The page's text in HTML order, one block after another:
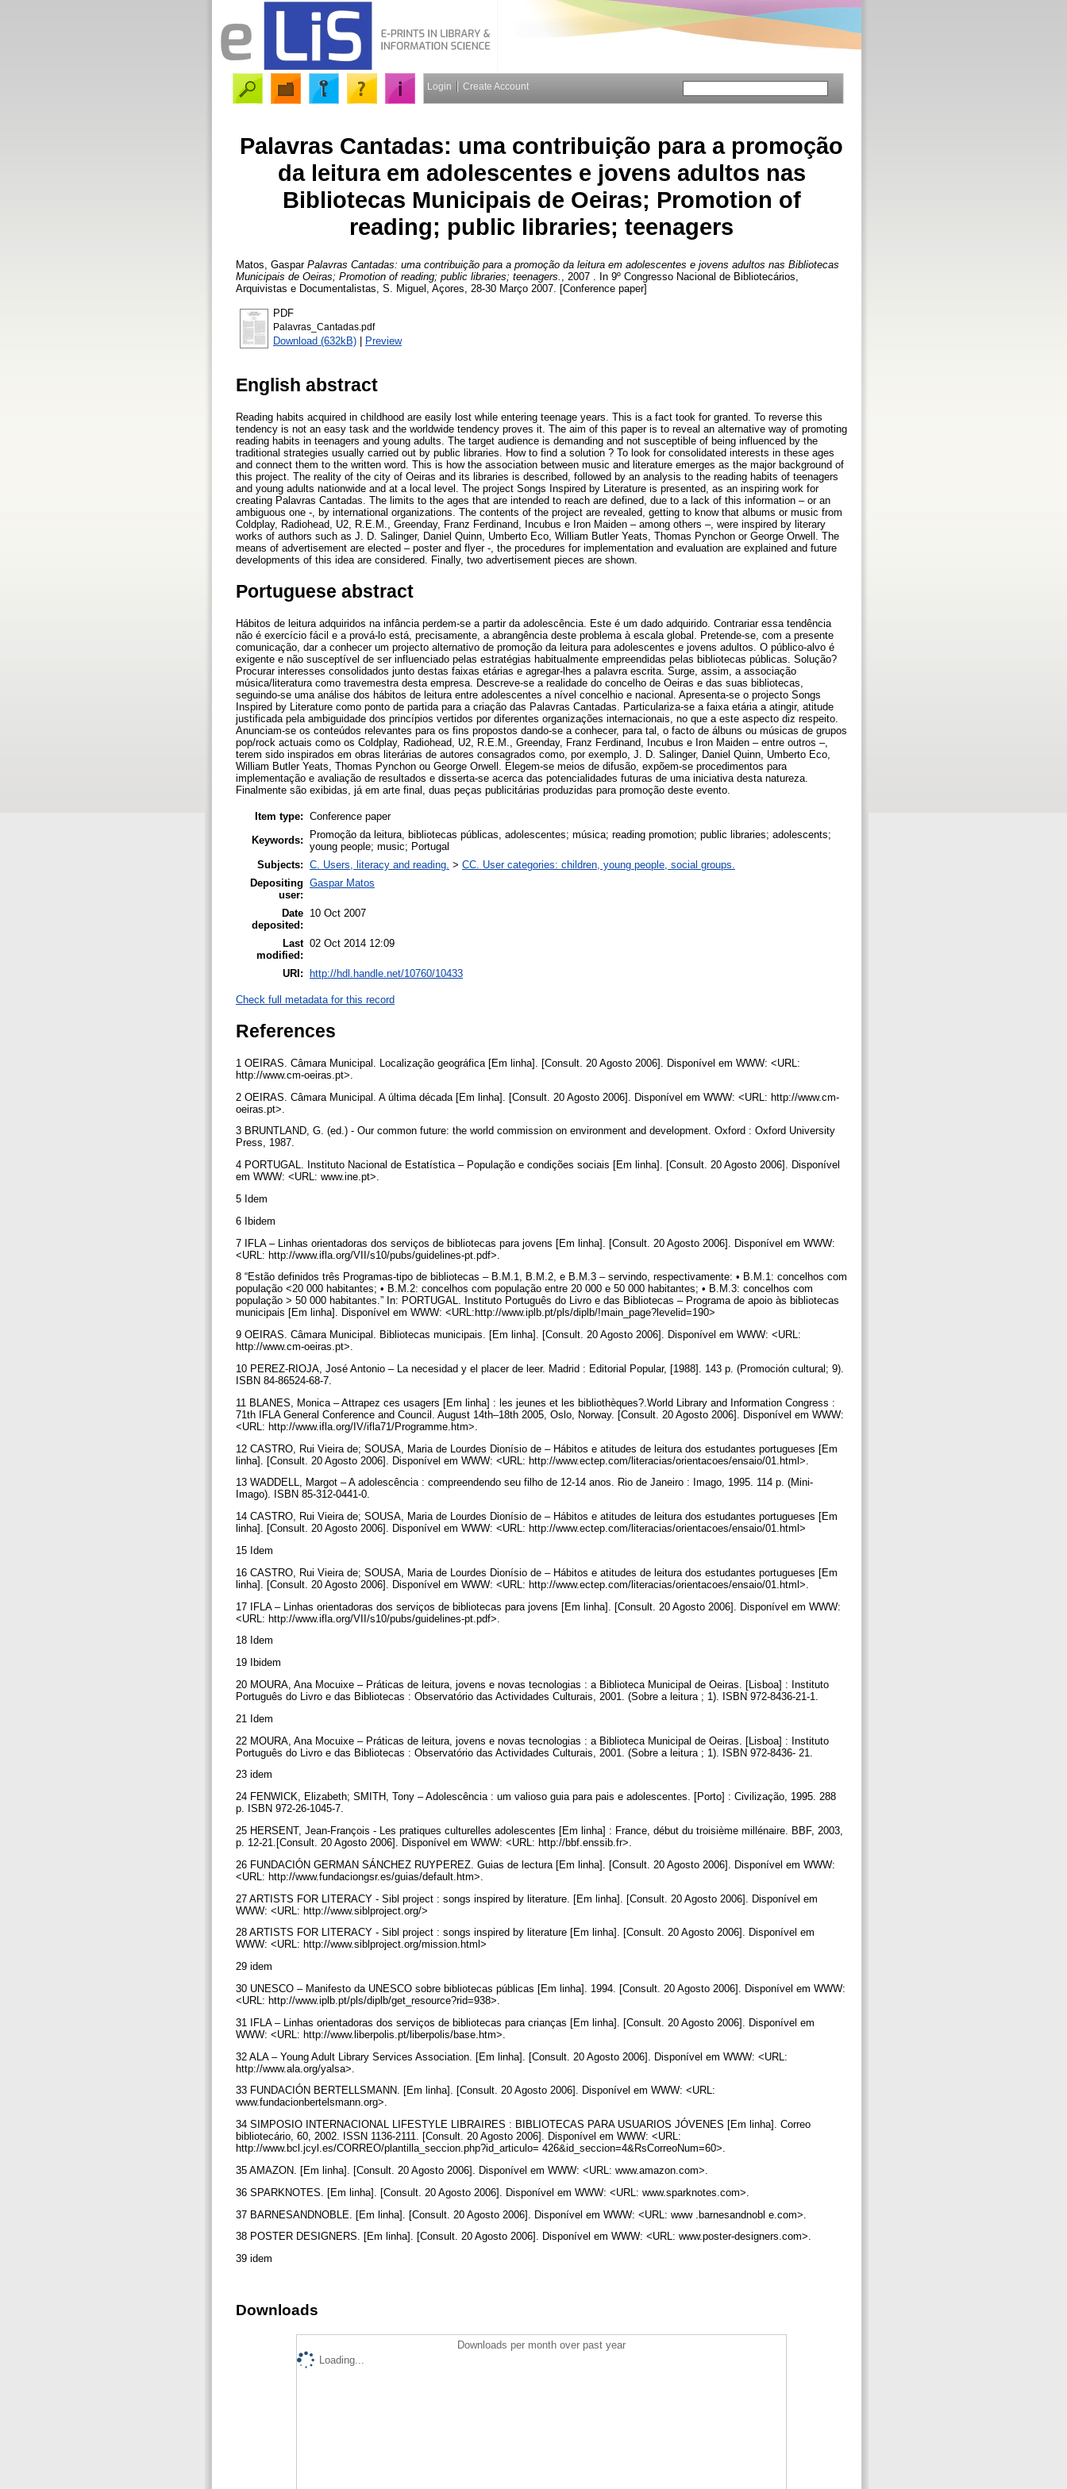
Login Create Account
Palavras Cantadas: uma contribuição para a promoção
da leitura em adolescentes e jovens adultos nas
Bibliotecas Municipais de Oeiras; Promotion of
reading; public libraries; teenagers
Matos, Gaspar Palavras Cantadas: uma contribuição para a promoção da leitura em adolescentes e jovens adultos nas Bibliotecas
Municipais de Oeiras; Promotion of reading; public libraries; teenagers.
, 2007 . In 9º Congresso Nacional de Bibliotecários,
Arquivistas e Documentalistas, S. Miguel, Açores, 28-30 Março 2007. [Conference paper]
PDF
Palavras_Cantadas.pdf
Download (632kB) | Preview
English abstract
Reading habits acquired in childhood are easily lost while entering teenage years. This is a fact took for granted. To reverse this
tendency is not an easy task and the worldwide tendency proves it. The aim of this paper is to reveal an alternative way of promoting
reading habits in teenagers and young adults. The target audience is demanding and not susceptible of being influenced by the
traditional strategies usually carried out by public libraries. How to find a solution ? To look for consolidated interests in these ages
and connect them to the written word. This is how the association between music and literature emerges as the major background of
this project. The reality of the city of Oeiras and its libraries is described, followed by an analysis to the reading habits of teenagers
and young adults nationwide and at a local level. The project Songs Inspired by Literature is presented, as an inspiring work for
creating Palavras Cantadas. The limits to the ages that are intended to reach are defined, due to a lack of this information – or an
ambiguous one -, by international organizations. The contents of the project are revealed, getting to know that albums or music from
Coldplay, Radiohead, U2, R.E.M., Greenday, Franz Ferdinand, Incubus e Iron Maiden – among others –, were inspired by literary
works of authors such as J. D. Salinger, Daniel Quinn, Umberto Eco, William Butler Yeats, Thomas Pynchon or George Orwell. The
means of advertisement are elected – poster and flyer -, the procedures for implementation and evaluation are explained and future
developments of this idea are considered. Finally, two advertisement pieces are shown.
Portuguese abstract
Hábitos de leitura adquiridos na infância perdem-se a partir da adolescência. Este é um dado adquirido. Contrariar essa tendência
não é exercício fácil e a prová-lo está, precisamente, a abrangência deste problema à escala global. Pretende-se, com a presente
comunicação, dar a conhecer um projecto alternativo de promoção da leitura para adolescentes e jovens adultos. O público-alvo é
exigente e não susceptível de ser influenciado pelas estratégias habitualmente empreendidas pelas bibliotecas públicas. Solução?
Procurar interesses consolidados junto destas faixas etárias e agregar-lhes a palavra escrita. Surge, assim, a associação
música/literatura como travemestra desta empresa. Descreve-se a realidade do concelho de Oeiras e das suas bibliotecas,
seguindo-se uma análise dos hábitos de leitura entre adolescentes a nível concelhio e nacional. Apresenta-se o projecto Songs
Inspired by Literature como ponto de partida para a criação das Palavras Cantadas. Particulariza-se a faixa etária a atingir, atitude
justificada pela ambiguidade dos princípios vertidos por diferentes organizações internacionais, no que a este aspecto diz respeito.
Anunciam-se os conteúdos relevantes para os fins propostos dando-se a conhecer, para tal, o facto de álbuns ou músicas de grupos
pop/rock actuais como os Coldplay, Radiohead, U2, R.E.M., Greenday, Franz Ferdinand, Incubus e Iron Maiden – entre outros –,
terem sido inspirados em obras literárias de autores consagrados como, por exemplo, J. D. Salinger, Daniel Quinn, Umberto Eco,
William Butler Yeats, Thomas Pynchon ou George Orwell. Elegem-se meios de difusão, expõem-se procedimentos para
implementação e avaliação de resultados e disserta-se acerca das potencialidades futuras de uma iniciativa desta natureza.
Finalmente são exibidas, já em arte final, duas peças publicitárias produzidas para promoção deste evento.
Item type: Conference paper
Keywords:
Promoção da leitura, bibliotecas públicas, adolescentes; música; reading promotion; public libraries; adolescents;
young people; music; Portugal
Subjects: C. Users, literacy and reading. > CC. User categories: children, young people, social groups.
Depositing
user:
Gaspar Matos
Date
deposited:
10 Oct 2007
Last
modified:
02 Oct 2014 12:09
URI: http://hdl.handle.net/10760/10433
Check full metadata for this record
References
1 OEIRAS. Câmara Municipal. Localização geográfica [Em linha]. [Consult. 20 Agosto 2006]. Disponível em WWW: <URL:
http://www.cm-oeiras.pt>.
2 OEIRAS. Câmara Municipal. A última década [Em linha]. [Consult. 20 Agosto 2006]. Disponível em WWW: <URL: http://www.cm-
oeiras.pt>.
3 BRUNTLAND, G. (ed.) - Our common future: the world commission on environment and development. Oxford : Oxford University
Press, 1987.
4 PORTUGAL. Instituto Nacional de Estatística – População e condições sociais [Em linha]. [Consult. 20 Agosto 2006]. Disponível
em WWW: <URL: www.ine.pt>.
5 Idem
6 Ibidem
7 IFLA – Linhas orientadoras dos serviços de bibliotecas para jovens [Em linha]. [Consult. 20 Agosto 2006]. Disponível em WWW:
<URL: http://www.ifla.org/VII/s10/pubs/guidelines-pt.pdf>.
8 “Estão definidos três Programas-tipo de bibliotecas – B.M.1, B.M.2, e B.M.3 – servindo, respectivamente: • B.M.1: concelhos com
população <20 000 habitantes; • B.M.2: concelhos com população entre 20 000 e 50 000 habitantes; • B.M.3: concelhos com
população > 50 000 habitantes.” In: PORTUGAL. Instituto Português do Livro e das Bibliotecas – Programa de apoio às bibliotecas
municipais [Em linha]. Disponível em WWW: <URL:http://www.iplb.pt/pls/diplb/!main_page?levelid=190>
9 OEIRAS. Câmara Municipal. Bibliotecas municipais. [Em linha]. [Consult. 20 Agosto 2006]. Disponível em WWW: <URL:
http://www.cm-oeiras.pt>.
10 PEREZ-RIOJA, José Antonio – La necesidad y el placer de leer. Madrid : Editorial Popular, [1988]. 143 p. (Promoción cultural; 9).
ISBN 84-86524-68-7.
11 BLANES, Monica – Attrapez ces usagers [Em linha] : les jeunes et les bibliothèques?.World Library and Information Congress :
71th IFLA General Conference and Council. August 14th–18th 2005, Oslo, Norway. [Consult. 20 Agosto 2006]. Disponível em WWW:
<URL: http://www.ifla.org/IV/ifla71/Programme.htm>.
12 CASTRO, Rui Vieira de; SOUSA, Maria de Lourdes Dionísio de – Hábitos e atitudes de leitura dos estudantes portugueses [Em
linha]. [Consult. 20 Agosto 2006]. Disponível em WWW: <URL: http://www.ectep.com/literacias/orientacoes/ensaio/01.html>.
13 WADDELL, Margot – A adolescência : compreendendo seu filho de 12-14 anos. Rio de Janeiro : Imago, 1995. 114 p. (Mini-
Imago). ISBN 85-312-0441-0.
14 CASTRO, Rui Vieira de; SOUSA, Maria de Lourdes Dionísio de – Hábitos e atitudes de leitura dos estudantes portugueses [Em
linha]. [Consult. 20 Agosto 2006]. Disponível em WWW: <URL: http://www.ectep.com/literacias/orientacoes/ensaio/01.html>
15 Idem
16 CASTRO, Rui Vieira de; SOUSA, Maria de Lourdes Dionísio de – Hábitos e atitudes de leitura dos estudantes portugueses [Em
linha]. [Consult. 20 Agosto 2006]. Disponível em WWW: <URL: http://www.ectep.com/literacias/orientacoes/ensaio/01.html>.
17 IFLA – Linhas orientadoras dos serviços de bibliotecas para jovens [Em linha]. [Consult. 20 Agosto 2006]. Disponível em WWW:
<URL: http://www.ifla.org/VII/s10/pubs/guidelines-pt.pdf>.
18 Idem
19 Ibidem
20 MOURA, Ana Mocuixe – Práticas de leitura, jovens e novas tecnologias : a Biblioteca Municipal de Oeiras. [Lisboa] : Instituto
Português do Livro e das Bibliotecas : Observatório das Actividades Culturais, 2001. (Sobre a leitura ; 1). ISBN 972-8436-21-1.
21 Idem
22 MOURA, Ana Mocuixe – Práticas de leitura, jovens e novas tecnologias : a Biblioteca Municipal de Oeiras. [Lisboa] : Instituto
Português do Livro e das Bibliotecas : Observatório das Actividades Culturais, 2001. (Sobre a leitura ; 1). ISBN 972-8436- 21.
23 idem
24 FENWICK, Elizabeth; SMITH, Tony – Adolescência : um valioso guia para pais e adolescentes. [Porto] : Civilização, 1995. 288
p. ISBN 972-26-1045-7.
25 HERSENT, Jean-François - Les pratiques culturelles adolescentes [Em linha] : France, début du troisième millénaire. BBF, 2003,
p. 12-21.[Consult. 20 Agosto 2006]. Disponível em WWW: <URL: http://bbf.enssib.fr>.
26 FUNDACIÓN GERMAN SÁNCHEZ RUYPEREZ. Guias de lectura [Em linha]. [Consult. 20 Agosto 2006]. Disponível em WWW:
<URL: http://www.fundaciongsr.es/guias/default.htm>.
27 ARTISTS FOR LITERACY - Sibl project : songs inspired by literature. [Em linha]. [Consult. 20 Agosto 2006]. Disponível em
WWW: <URL: http://www.siblproject.org/>
28 ARTISTS FOR LITERACY - Sibl project : songs inspired by literature [Em linha]. [Consult. 20 Agosto 2006]. Disponível em
WWW: <URL: http://www.siblproject.org/mission.html>
29 idem
30 UNESCO – Manifesto da UNESCO sobre bibliotecas públicas [Em linha]. 1994. [Consult. 20 Agosto 2006]. Disponível em WWW:
<URL: http://www.iplb.pt/pls/diplb/get_resource?rid=938>.
31 IFLA – Linhas orientadoras dos serviços de bibliotecas para crianças [Em linha]. [Consult. 20 Agosto 2006]. Disponível em
WWW: <URL: http://www.liberpolis.pt/liberpolis/base.htm>.
32 ALA – Young Adult Library Services Association. [Em linha]. [Consult. 20 Agosto 2006]. Disponível em WWW: <URL:
http://www.ala.org/yalsa>.
33 FUNDACIÓN BERTELLSMANN. [Em linha]. [Consult. 20 Agosto 2006]. Disponível em WWW: <URL:
www.fundacionbertelsmann.org>.
34 SIMPOSIO INTERNACIONAL LIFESTYLE LIBRAIRES : BIBLIOTECAS PARA USUARIOS JÓVENES [Em linha]. Correo
bibliotecário, 60, 2002. ISSN 1136-2111. [Consult. 20 Agosto 2006]. Disponível em WWW: <URL:
http://www.bcl.jcyl.es/CORREO/plantilla_seccion.php?id_articulo= 426&id_seccion=4&RsCorreoNum=60>.
35 AMAZON. [Em linha]. [Consult. 20 Agosto 2006]. Disponível em WWW: <URL: www.amazon.com>.
36 SPARKNOTES. [Em linha]. [Consult. 20 Agosto 2006]. Disponível em WWW: <URL: www.sparknotes.com>.
37 BARNESANDNOBLE. [Em linha]. [Consult. 20 Agosto 2006]. Disponível em WWW: <URL: www .barnesandnobl e.com>.
38 POSTER DESIGNERS. [Em linha]. [Consult. 20 Agosto 2006]. Disponível em WWW: <URL: www.poster-designers.com>.
39 idem
Downloads
Downloads per month over past year
Loading...